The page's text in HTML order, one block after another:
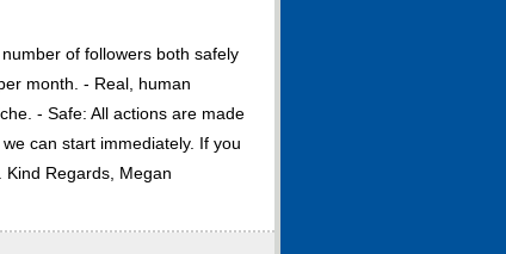
of followers both safely
month. - Real, human
- Safe: All actions are made
can start immediately. If you
Regards, Megan